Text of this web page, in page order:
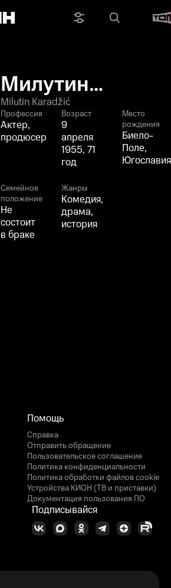
Милутин
Караджич
Milutin Karadžić
Профессия
Актер,
продюсер
Возраст
9
апреля
1955, 71
год
Место
рождения
Биело-
Поле,
Югославия
Семейное
положение
Не
состоит
в браке
Жанры
Комедия,
драма,
история
Помощь
Справка
Отправить обращение
Пользовательское соглашение
Политика конфиденциальности
Политика обработки файлов cookie
Устройства КИОН (ТВ и приставки)
Документация пользования ПО
Подписывайся